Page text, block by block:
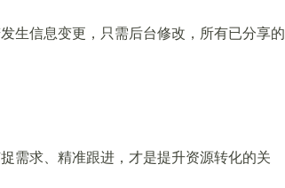
信息变更，只需后台修改，所有已分享的
求、精准跟进，才是提升资源转化的关